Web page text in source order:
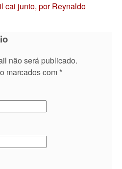
cai junto, por Reynaldo
não será publicado.
marcados com *